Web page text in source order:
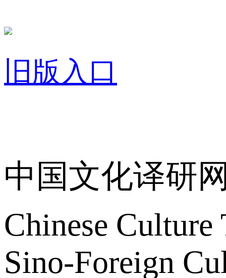
旧版入口
中国文化译研
Chinese
Sino-Foreign